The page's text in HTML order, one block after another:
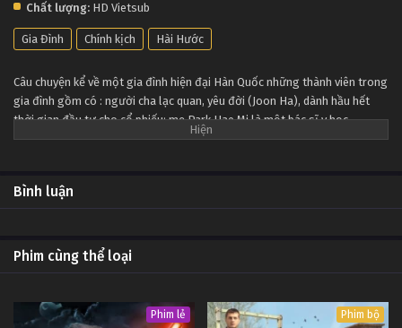
Gia Đình Là Số 1 (Phần 1) Tập Tập 152
Tập Tập 152
Gia Đình Là Số 1 (Phần 1) Tập Tập 151
Tập Tập 151
Tập Tập 149
Gia Đình Là Số 1 (Phần 1) Tập Tập 148
Gia Đình Là Số 1 (Phần 1) Tập 158
Tập 158
Gia Đình Là Số 1 (Phần 1) Tập 157
Tập 157
Tập 155
Gia Đình Là Số 1 (Phần 1) Tập 154
Chất lượng: HD Vietsub
Gia Đình Chính kịch Hài Hước
Câu chuyện kể về một gia đình hiện đại Hàn Quốc những thành viên trong
gia đình gồm có : người cha lạc quan, yêu đời (Joon Ha), dành hầu hết
thời gian đầu tư cho cổ phiếu; mẹ Park Hae Mi là một bác sĩ y học
phương Đông và luôn quá tự tin vào bản thân, ông nội Lee Soon Jae thì
Young 27 tuổi đang phải gà trống nuôi con sau khi trải qua một cuộc hôn
Bình luận
Phim cùng thể loại
Phim lẻ Phim bộ